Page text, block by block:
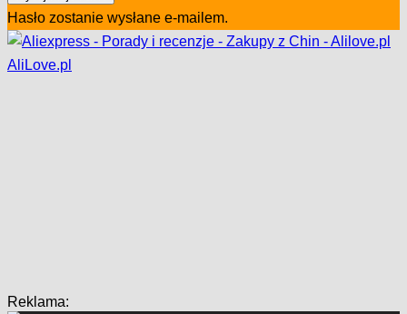
Hasło zostanie wysłane e-mailem.
AliLove.pl
Reklama: